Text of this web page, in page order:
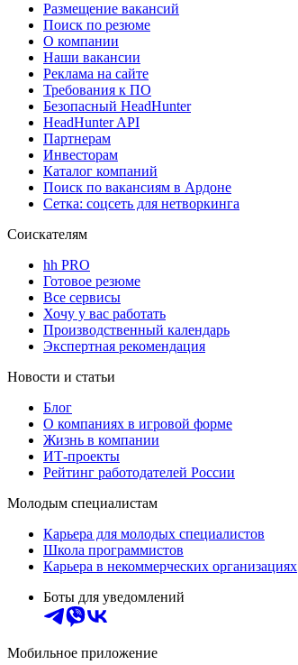
Размещение вакансий
Поиск по резюме
О компании
Наши вакансии
Реклама на сайте
Требования к ПО
Безопасный HeadHunter
HeadHunter API
Партнерам
Инвесторам
Каталог компаний
Поиск по вакансиям в Ардоне
Сетка: соцсеть для нетворкинга
Соискателям
hh PRO
Готовое резюме
Все сервисы
Хочу у вас работать
Производственный календарь
Экспертная рекомендация
Новости и статьи
Блог
О компаниях в игровой форме
Жизнь в компании
ИТ-проекты
Рейтинг работодателей России
Молодым специалистам
Карьера для молодых специалистов
Школа программистов
Карьера в некоммерческих организациях
Боты для уведомлений
Мобильное приложение